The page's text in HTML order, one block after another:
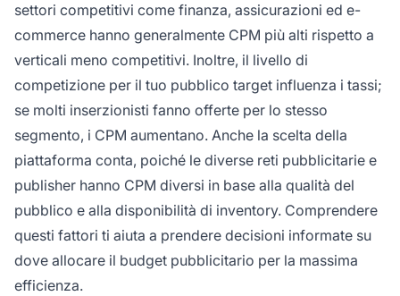
settori competitivi come finanza, assicurazioni ed e-
commerce hanno generalmente CPM più alti rispetto a
verticali meno competitivi. Inoltre, il livello di
competizione per il tuo pubblico target influenza i tassi;
se molti inserzionisti fanno offerte per lo stesso
segmento, i CPM aumentano. Anche la scelta della
piattaforma conta, poiché le diverse reti pubblicitarie e
publisher hanno CPM diversi in base alla qualità del
pubblico e alla disponibilità di inventory. Comprendere
questi fattori ti aiuta a prendere decisioni informate su
dove allocare il budget pubblicitario per la massima
efficienza.